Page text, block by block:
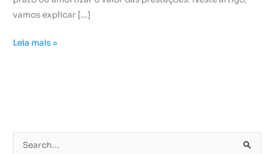
vamos explicar […]
Leia mais »